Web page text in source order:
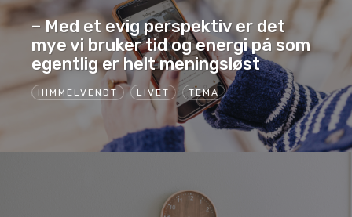
HIMMELVENDT LIVET TEMA
– Med et evig perspektiv er det
mye vi bruker tid og energi på som
egentlig er helt meningsløst